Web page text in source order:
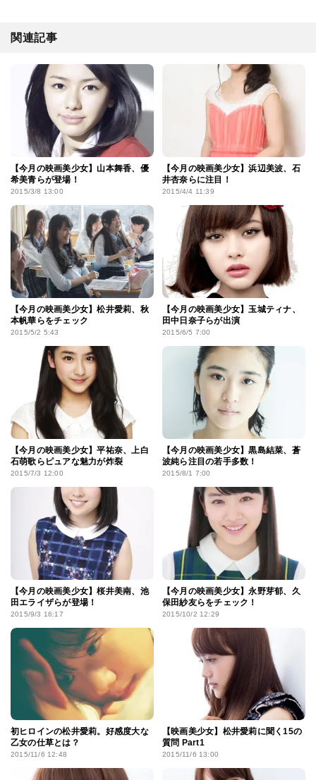
関連記事
【今月の映画美少女】山本舞香、優
希美青らが登場！
2015/3/8 13:00
【今月の映画美少女】浜辺美波、石
井杏奈らに注目！
2015/4/4 11:39
【今月の映画美少女】松井愛莉、秋
本帆華らをチェック
2015/5/2 5:43
【今月の映画美少女】玉城ティナ、
田中日奈子らが出演
2015/6/5 7:00
【今月の映画美少女】平祐奈、上白
石萌歌らピュアな魅力が炸裂
2015/7/3 12:00
【今月の映画美少女】黒島結菜、蒼
波純ら注目の若手多数！
2015/8/1 7:00
【今月の映画美少女】桜井美南、池
田エライザらが登場！
2015/9/3 16:17
【今月の映画美少女】永野芽郁、久
保田紗友らをチェック！
2015/10/2 12:29
初ヒロインの松井愛莉。好感度大な
乙女の仕草とは？
2015/11/6 12:48
【映画美少女】松井愛莉に聞く15の
質問 Part1
2015/11/6 13:00